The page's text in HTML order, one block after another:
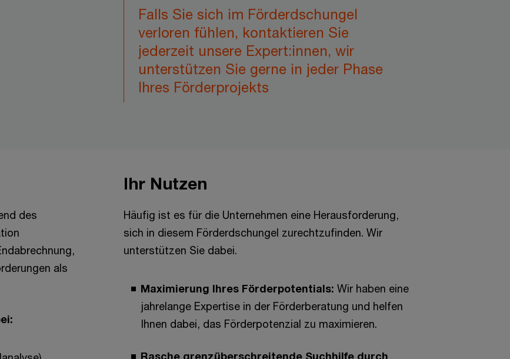
Falls Sie sich im Förderdschungel
verloren fühlen, kontaktieren Sie
jederzeit unsere Expert:innen, wir
unterstützen Sie gerne in jeder Phase
Ihres Förderprojekts
des
als
Ihr Nutzen
Häufig ist es für die Unternehmen eine Herausforderung,
sich in diesem Förderdschungel zurechtzufinden. Wir
unterstützen Sie dabei.
Maximierung Ihres Förderpotentials: Wir haben eine
jahrelange Expertise in der Förderberatung und helfen
Ihnen dabei, das Förderpotenzial zu maximieren.
Rasche grenzüberschreitende Suchhilfe durch